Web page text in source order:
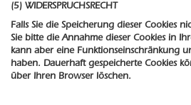
(5) WIDERSPRUCHSRECHT
Falls Sie die Speicherung dieser Cookies
Sie bitte die Annahme dieser Cookies in
kann aber eine Funktionseinschränkung
haben. Dauerhaft gespeicherte Cookies
über Ihren Browser löschen.